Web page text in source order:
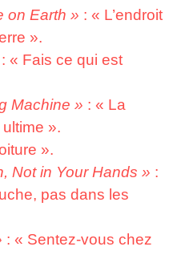
on Earth » : « L’endroit
».
: « Fais ce qui est
Machine » : « La
».
».
Not in Your Hands » :
pas dans les
: « Sentez-vous chez